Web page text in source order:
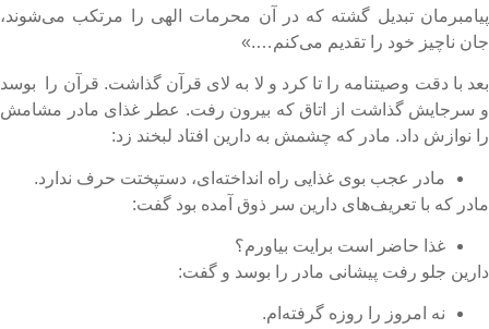
تبدیل گشته که در آن محرمات الهی را مرتکب می‌شوند،
ناچیز خود را تقدیم می‌کنم….»
با دقت وصیتنامه را تا کرد و لا به لای قرآن گذاشت. قرآن را بوسد
سرجایش گذاشت از اتاق که بیرون رفت. عطر غذای مادر مشامش
نوازش داد. مادر که چشمش به دارین افتاد لبخند زد:
مادر عجب بوی غذایی راه انداخته‌ای، دستپختت حرف ندارد.
که با تعریف‌های دارین سر ذوق آمده بود گفت:
غذا حاضر است برایت بیاورم؟
جلو رفت پیشانی مادر را بوسد و گفت:
نه امروز را روزه گرفته‌ام.